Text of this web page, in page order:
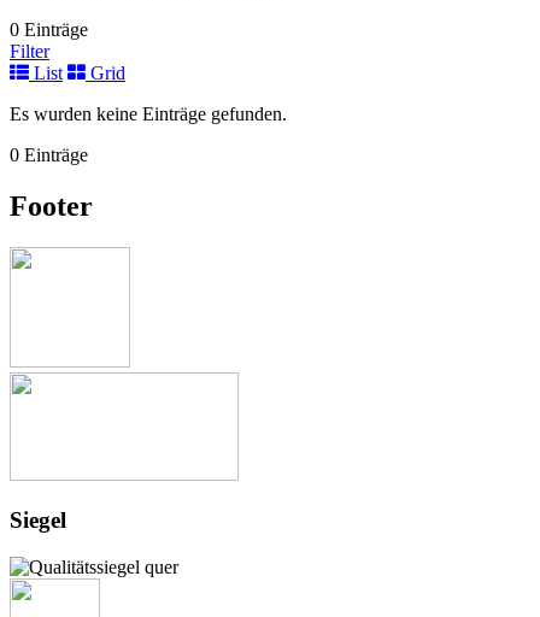
0 Einträge
Filter
List
Grid
Es wurden keine Einträge gefunden.
0 Einträge
Footer
Siegel